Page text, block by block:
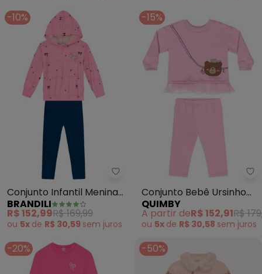
-10%
Brandili - Conjunto Infantil
Conjunto Infantil Menina
(Rosa)
BRANDILI
R$ 152,99R$ 169,99
ou 5x de R$ 30,59 sem juros
-15%
Conjunto Bebê Ursinho
Tule Legging Rosa
QUIMBY
A partir deR$ 152,91R$
ou 5x de R$ 30,58 sem juros
-20% -50%